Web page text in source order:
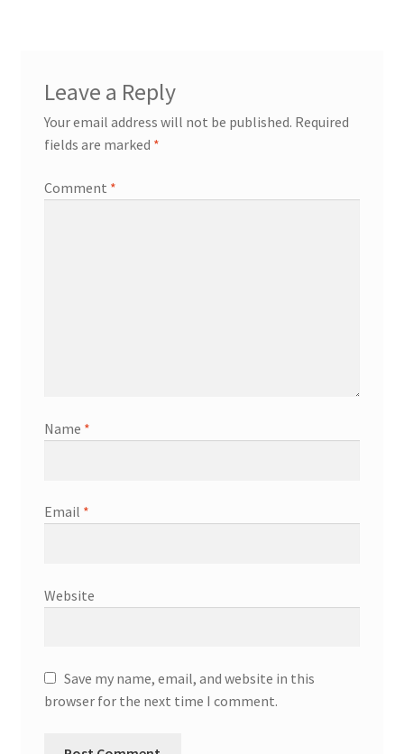
Leave a Reply
Your email address will not be published. Required
fields are marked *
Comment *
Name *
Email *
Website
Save my name, email, and website in this
browser for the next time I comment.